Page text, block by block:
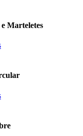
Marteletes